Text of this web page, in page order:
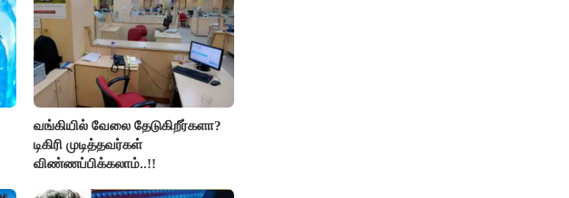
வங்கியில் வேலை தேடுகிறீர்களா?
டிகிரி முடித்தவர்கள்
விண்ணப்பிக்கலாம்..!!